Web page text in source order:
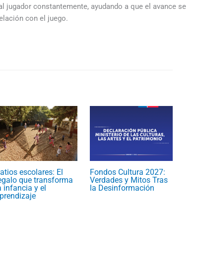
constantemente, ayudando a que el avance se
con el juego.
escolares: El
que transforma
infancia y el
Fondos Cultura 2027:
Verdades y Mitos Tras
la Desinformación